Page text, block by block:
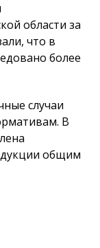
области за
что в
более
случаи
В
общим